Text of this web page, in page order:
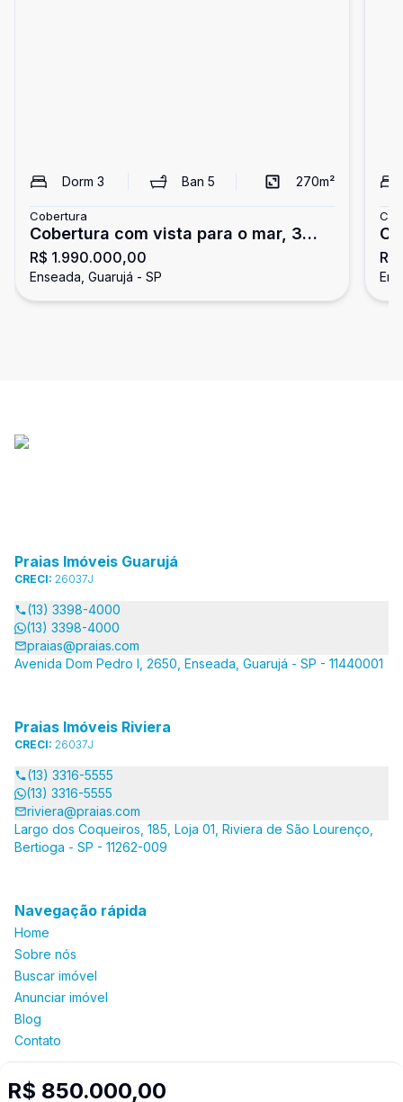
Dorm 3 Ban5 270m²
Cobertura
Cobertura com vista para o mar, 3
dormitórios, Enseada, Guarujá
R$ 1.990.000,00
Enseada, Guarujá - SP
R$ 850.000,00
Praias Imóveis Guarujá
CRECI: 26037J
(13) 3398-4000
(13) 3398-4000
praias@praias.com
Avenida Dom Pedro I, 2650, Enseada, Guarujá - SP - 11440001
Praias Imóveis Riviera
CRECI: 26037J
(13) 3316-5555
(13) 3316-5555
riviera@praias.com
Largo dos Coqueiros, 185, Loja 01, Riviera de São Lourenço,
Bertioga - SP - 11262-009
Navegação rápida
Home
Sobre nós
Buscar imóvel
Anunciar imóvel
Blog
Contato